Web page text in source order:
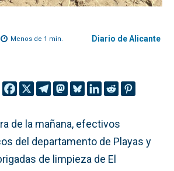
Menos de 1 min. Diario de Alicante
de la mañana, efectivos
del departamento de Playas y
de limpieza de El